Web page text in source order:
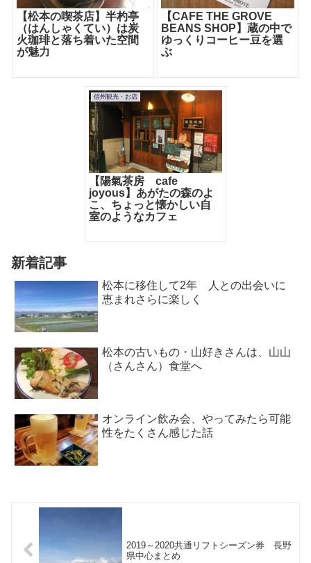
【松本の喫茶店】半杓亭
（はんしゃくてい）は炭
火珈琲と落ち着いた空間
が魅力
【CAFE THE GROVE
BEANS SHOP】蔵の中で
ゆっくりコーヒー豆を選
ぶ
信州観光・お店
【陽氣茶房 cafe
joyous】あがたの森のよ
こ、ちょっと懐かしい自
室のようなカフェ
新着記事
松本に移住して2年 人との出会いに
恵まれさらに楽しく
松本の古いもの・山好きさんは、山山
（さんさん）食堂へ
オンライン飲み会、やってみたら可能
性をたくさん感じた話
2019～2020共通リフトシーズン券 長野
県中心まとめ